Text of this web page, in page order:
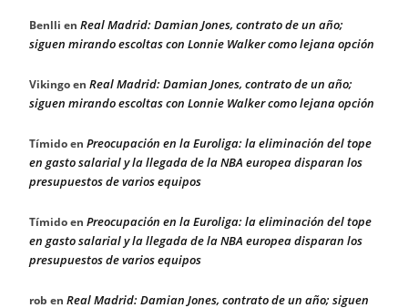
Benlli en Real Madrid: Damian Jones, contrato de un año;
siguen mirando escoltas con Lonnie Walker como lejana opción
Vikingoen Real Madrid: Damian Jones, contrato de un año;
siguen mirando escoltas con Lonnie Walker como lejana opción
Tímidoen Preocupación en la Euroliga: la eliminación del tope
en gasto salarial y la llegada de la NBA europea disparan los
presupuestos de varios equipos
Tímidoen Preocupación en la Euroliga: la eliminación del tope
en gasto salarial y la llegada de la NBA europea disparan los
presupuestos de varios equipos
rob en Real Madrid: Damian Jones, contrato de un año; siguen